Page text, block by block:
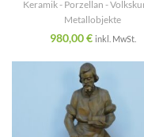
Keramik - Porzellan -
Metallobjekte
980,00€ inkl. MwSt.